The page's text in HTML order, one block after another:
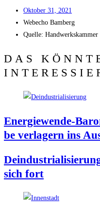
Okto­ber 31, 2021
Web­echo Bamberg
Quel­le:
DAS
Ener­gie­wen­de-
be ver­la­gern ins
sich fort